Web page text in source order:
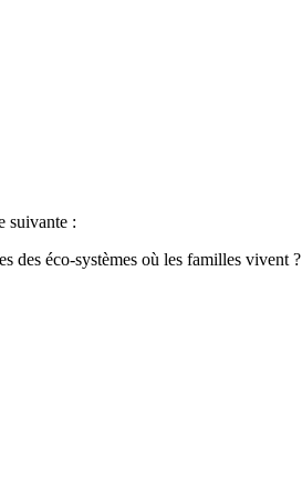
suivante :
des éco-systèmes où les familles vivent ?